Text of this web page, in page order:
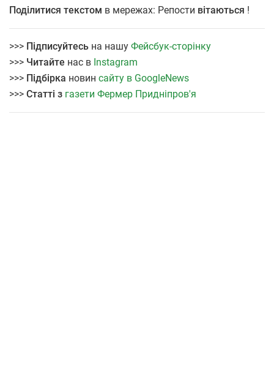
Поділитися текстом в мережах: Репости вітаються !
>>> Підписуйтесь на нашу Фейсбук-сторінку
>>> Читайте нас в Instagram
>>> Підбірка новин сайту в GoogleNews
>>> Статті з газети Фермер Придніпров'я